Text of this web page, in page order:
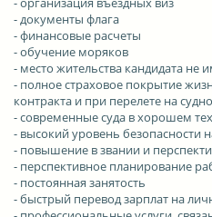
- документы флага
- финансовые расчеты
- обучение моряков
- место жительства кандидата не
- полное страховое покрытие
контракта и при перелете на
- современные суда в хорошем
- высокий уровень безопасности
- повышение в звании и
- перспективное планирование
- постоянная занятость
- быстрый перевод зарплат на